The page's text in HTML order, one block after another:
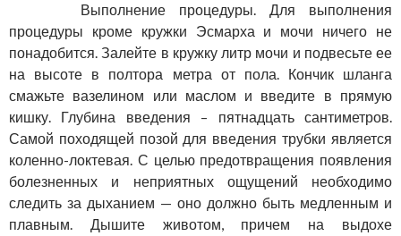
Выполнение процедуры. Для выполнения
процедуры кроме кружки Эсмарха и мочи ничего не
понадобится. Залейте в кружку литр мочи и подвесьте ее
на высоте в полтора метра от пола. Кончик шланга
смажьте вазелином или маслом и введите в прямую
кишку. Глубина введения – пятнадцать сантиметров.
Самой походящей позой для введения трубки является
коленно-локтевая. С целью предотвращения появления
болезненных и неприятных ощущений необходимо
следить за дыханием — оно должно быть медленным и
плавным. Дышите животом, причем на выдохе